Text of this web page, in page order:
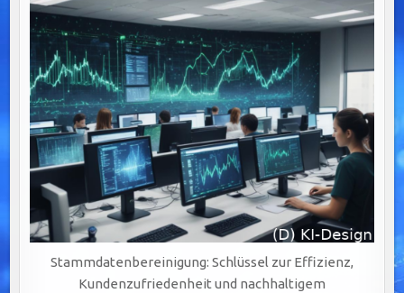
PRÄZISE
UND
VERLÄSSLICHE
DATENQUALITÄT
Stammdatenbereinigung: Schlüssel zur Effizienz,
Kundenzufriedenheit und nachhaltigem